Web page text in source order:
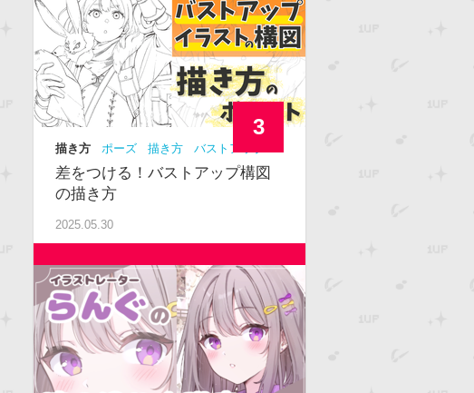
描き方 ポーズ 描き方
バストアップ
中級者
構図
差をつける！バストアップ構図
の描き方
2025.05.30
3